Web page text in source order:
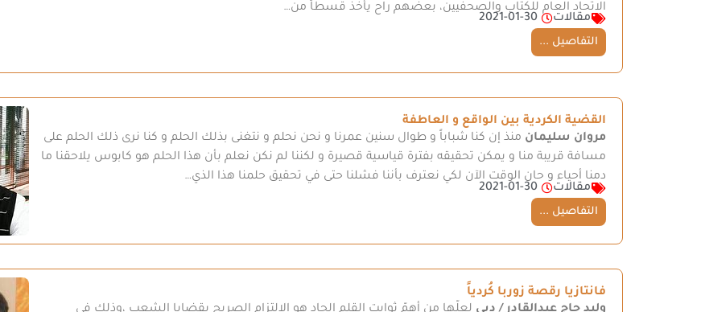
الاتحاد العام للكتاب والصحفيين، بعضهم راح يأخذ قسطاً من…
مقالات
2021-01-30
التفاصيل ...
القضية الكردية بين الواقع و العاطفة
مروان سليمان منذ إن كنا شباباً و طوال سنين عمرنا و نحن نحلم و نتغنى بذلك الحلم و كنا نرى ذلك الحلم على
مسافة قريبة منا و يمكن تحقيقه بفترة قياسية قصيرة و لكننا لم نكن نعلم بأن هذا الحلم هو كابوس يلاحقنا ما
دمنا أحياء و حان الوقت الآن لكي نعترف بأننا فشلنا حتى في تحقيق حلمنا هذا الذي…
مقالات
2021-01-30
التفاصيل ...
فانتازيا رقصة زوربا كُردياً